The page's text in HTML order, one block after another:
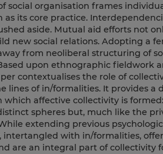
social organisation frames
its core practice.
aside. Mutual aid efforts not
new social relations. Adopting a
from neoliberal structuring of
upon ethnographic fieldwork
contextualises the role of
lines of in/formalities. It provides
affective collectivity is
spheres but, much like the
extending previous
intertangled with in/formalities,
are an integral part of collectivity